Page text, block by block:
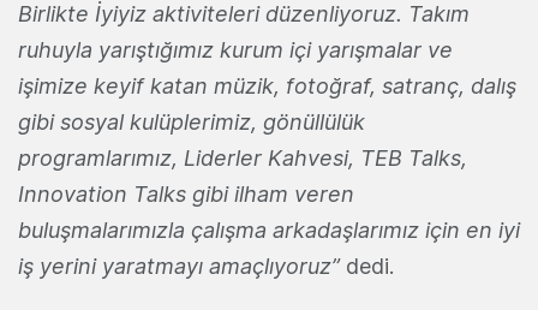
Birlikte İyiyiz aktiviteleri düzenliyoruz. Takım
ruhuyla yarıştığımız kurum içi yarışmalar ve
işimize keyif katan müzik, fotoğraf, satranç, dalış
gibi sosyal kulüplerimiz, gönüllülük
programlarımız, Liderler Kahvesi, TEB Talks,
Innovation Talks gibi ilham veren
buluşmalarımızla çalışma arkadaşlarımız için en iyi
iş yerini yaratmayı amaçlıyoruz” dedi.